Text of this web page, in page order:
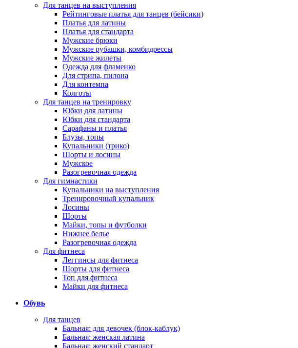
Для танцев на выступления
Рейтинговые платья для танцев (бейсики)
Платья для латины
Платья для стандарта
Мужские брюки
Мужские рубашки, комбидрессы
Мужские жилеты
Одежда для фламенко
Для стрипа, пилона
Для контемпа
Колготы
Для танцев на тренировку
Юбки для латины
Юбки для стандарта
Сарафаны и платья
Блузы, топы
Купальники (трико)
Шорты и лосины
Мужское
Разогревочная одежда
Для гимнастики
Купальники на выступления
Тренировочный купальник
Лосины
Шорты
Майки, топы и футболки
Нижнее белье
Разогревочная одежда
Для фитнеса
Леггинсы для фитнеса
Шорты для фитнеса
Топ для фитнеса
Майки для фитнеса
Обувь
Для танцев
Бальная: для девочек (блок-каблук)
Бальная: женская латина
Бальная: женский стандарт